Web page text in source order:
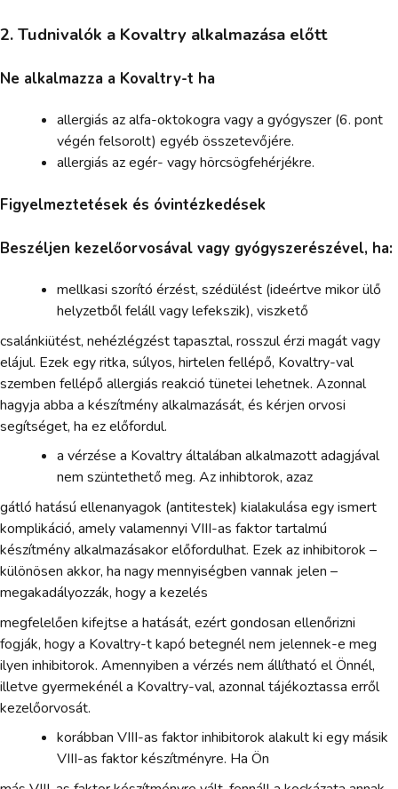
2. Tudnivalók a Kovaltry alkalmazása előtt
Ne alkalmazza a Kovaltry-t ha
allergiás az alfa-oktokogra vagy a gyógyszer (6. pont
végén felsorolt) egyéb összetevőjére.
allergiás az egér- vagy hörcsögfehérjékre.
Figyelmeztetések és óvintézkedések
Beszéljen kezelőorvosával vagy gyógyszerészével, ha:
mellkasi szorító érzést, szédülést (ideértve mikor ülő
helyzetből feláll vagy lefekszik), viszkető
csalánkiütést, nehézlégzést tapasztal, rosszul érzi magát vagy
elájul. Ezek egy ritka, súlyos, hirtelen fellépő, Kovaltry-val
szemben fellépő allergiás reakció tünetei lehetnek. Azonnal
hagyja abba a készítmény alkalmazását, és kérjen orvosi
segítséget, ha ez előfordul.
a vérzése a Kovaltry általában alkalmazott adagjával
nem szüntethető meg. Az inhibtorok, azaz
gátló hatású ellenanyagok (antitestek) kialakulása egy ismert
komplikáció, amely valamennyi VIII-as faktor tartalmú
készítmény alkalmazásakor előfordulhat. Ezek az inhibitorok –
különösen akkor, ha nagy mennyiségben vannak jelen –
megakadályozzák, hogy a kezelés
megfelelően kifejtse a hatását, ezért gondosan ellenőrizni
fogják, hogy a Kovaltry-t kapó betegnél nem jelennek-e meg
ilyen inhibitorok. Amennyiben a vérzés nem állítható el Önnél,
illetve gyermekénél a Kovaltry-val, azonnal tájékoztassa erről
kezelőorvosát.
korábban VIII-as faktor inhibitorok alakult ki egy másik
VIII-as faktor készítményre. Ha Ön